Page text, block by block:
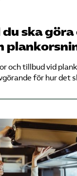
ska göra
och tillbud vid
för hur det